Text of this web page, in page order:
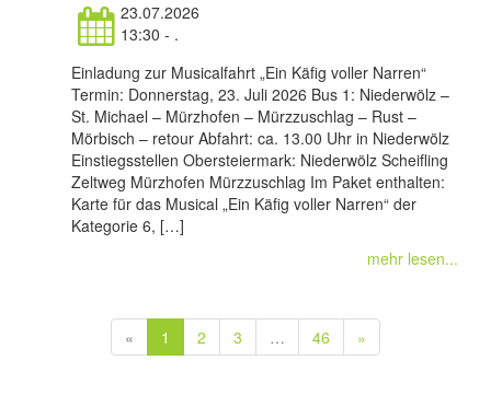
23.07.2026
13:30 - .
Einladung zur Musicalfahrt „Ein Käfig voller Narren“
Termin: Donnerstag, 23. Juli 2026 Bus 1: Niederwölz –
St. Michael – Mürzhofen – Mürzzuschlag – Rust –
Mörbisch – retour Abfahrt: ca. 13.00 Uhr in Niederwölz
Einstiegsstellen Obersteiermark: Niederwölz Scheifling
Zeltweg Mürzhofen Mürzzuschlag Im Paket enthalten:
Karte für das Musical „Ein Käfig voller Narren“ der
Kategorie 6, […]
mehr lesen...
« 1 2 3 … 46 »